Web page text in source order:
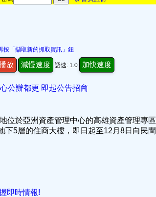
按「擷取新的抓取資訊」鈕
放 減慢速度 語速: 1.0 加快速度
公辦都更 即起公告招商
位於亞洲資產管理中心的高雄資產管理專區
下5層的住商大樓，即日起至12月8日向民間
即時情報!